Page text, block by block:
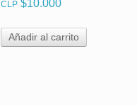
CLP $10.000
Añadir al carrito